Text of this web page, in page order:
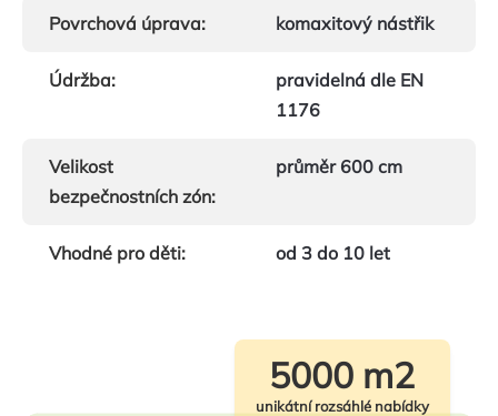
Povrchová úprava: komaxitový nástřik
Údržba:
pravidelná dle EN
1176
Velikost
bezpečnostních zón:
průměr 600 cm
Vhodné pro děti: od 3 do 10 let
5000 m2
unikátní rozsáhlé nabídky